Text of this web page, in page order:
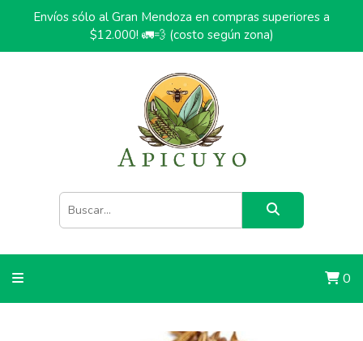
Envíos sólo al Gran Mendoza en compras superiores a
$12.000! 🚛💨 (costo según zona)
0